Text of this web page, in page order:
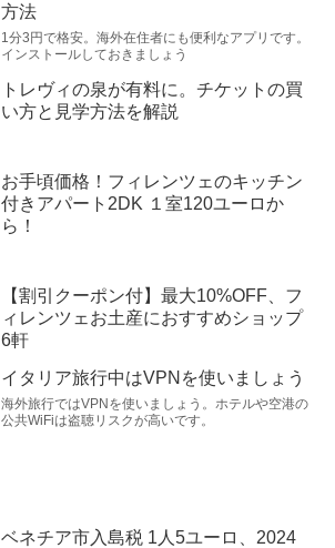
方法
1分3円で格安。海外在住者にも便利なアプリです。
インストールしておきましょう
トレヴィの泉が有料に。チケットの買
い方と見学方法を解説
お手頃価格！フィレンツェのキッチン
付きアパート2DK １室120ユーロか
ら！
【割引クーポン付】最大10%OFF、フ
ィレンツェお土産におすすめショップ
6軒
イタリア旅行中はVPNを使いましょう
海外旅行ではVPNを使いましょう。ホテルや空港の
公共WiFiは盗聴リスクが高いです。
ベネチア市入島税 1人5ユーロ、2024